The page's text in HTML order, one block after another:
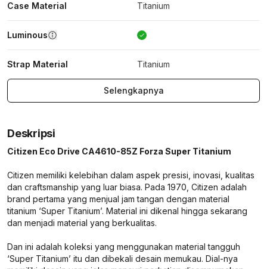
Case Material Titanium
Luminous
Strap Material Titanium
Selengkapnya
Deskripsi
Citizen Eco Drive CA4610-85Z Forza Super Titanium
Citizen memiliki kelebihan dalam aspek presisi, inovasi, kualitas
dan craftsmanship yang luar biasa. Pada 1970, Citizen adalah
brand pertama yang menjual jam tangan dengan material
titanium ‘Super Titanium’. Material ini dikenal hingga sekarang
dan menjadi material yang berkualitas.
Dan ini adalah koleksi yang menggunakan material tangguh
‘Super Titanium’ itu dan dibekali desain memukau. Dial-nya